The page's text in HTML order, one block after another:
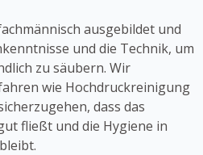
ausgebildet und
und die Technik, um
zu säubern. Wir
wie Hochdruckreinigung
dass das
fließt und die Hygiene in